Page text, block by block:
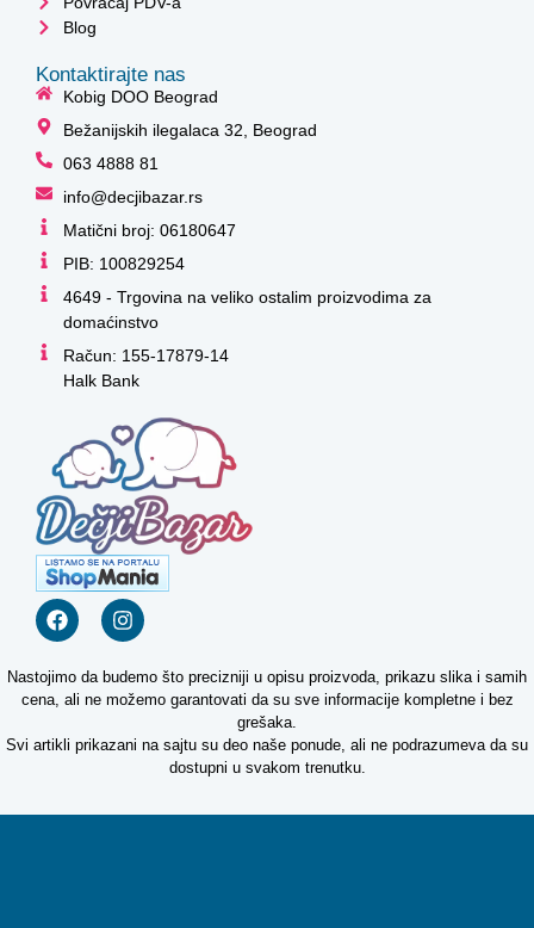
Blog
Kontaktirajte nas
Kobig DOO Beograd
Bežanijskih ilegalaca 32, Beograd
063 4888 81
info@decjibazar.rs
Matični broj: 06180647
PIB: 100829254
4649 - Trgovina na veliko ostalim proizvodima za
domaćinstvo
Račun: 155-17879-14
Halk Bank
Nastojimo da budemo što precizniji u opisu proizvoda, prikazu slika i samih
cena, ali ne možemo garantovati da su sve informacije kompletne i bez
grešaka.
Svi artikli prikazani na sajtu su deo naše ponude, ali ne podrazumeva da su
dostupni u svakom trenutku.